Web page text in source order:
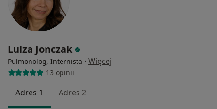
Luiza Jonczak
Pulmonolog, Internista · Więcej
13 opinii
Adres 1 Adres 2